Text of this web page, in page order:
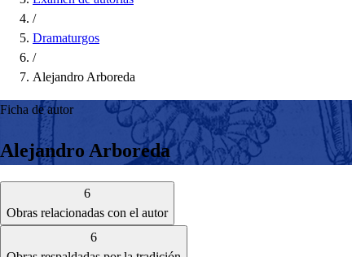
/
Dramaturgos
/
Alejandro Arboreda
Ficha de autor
Alejandro Arboreda
6
Obras relacionadas con el autor
6